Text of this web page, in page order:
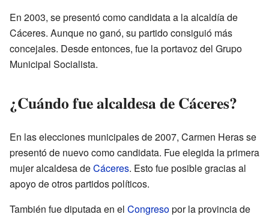
En 2003, se presentó como candidata a la alcaldía de
Cáceres. Aunque no ganó, su partido consiguió más
concejales. Desde entonces, fue la portavoz del Grupo
Municipal Socialista.
¿Cuándo fue alcaldesa de Cáceres?
En las elecciones municipales de 2007, Carmen Heras se
presentó de nuevo como candidata. Fue elegida la primera
mujer alcaldesa deCáceres. Esto fue posible gracias al
apoyo de otros partidos políticos.
También fue diputada en el Congresopor la provincia de